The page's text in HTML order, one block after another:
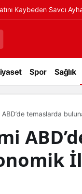
Kaybeden Savcı
Spor Sağlık
temaslarda